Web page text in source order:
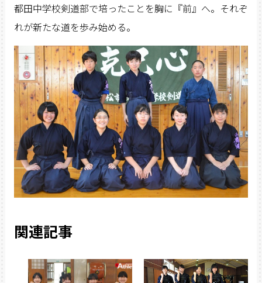
都田中学校剣道部で培ったことを胸に『前』へ。それぞ
れが新たな道を歩み始める。
関連記事